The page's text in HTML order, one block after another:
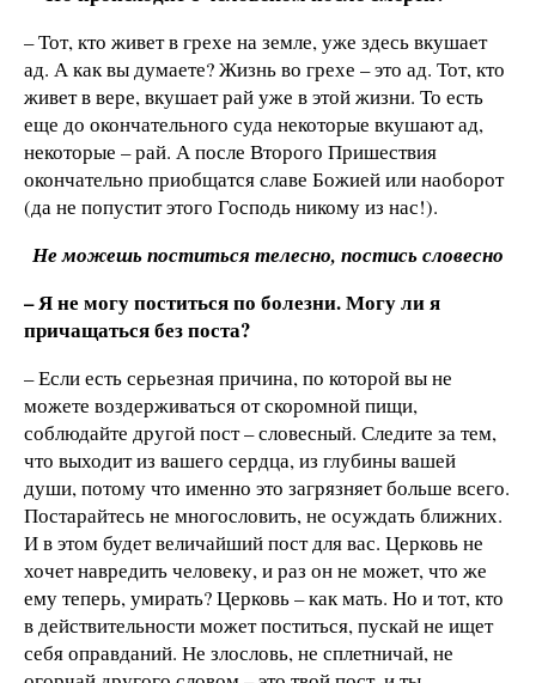
– Тот, кто живет в грехе на земле, уже здесь вкушает
ад. А как вы думаете? Жизнь во грехе – это ад. Тот, кто
живет в вере, вкушает рай уже в этой жизни. То есть
еще до окончательного суда некоторые вкушают ад,
некоторые – рай. А после Второго Пришествия
окончательно приобщатся славе Божией или наоборот
(да не попустит этого Господь никому из нас!).
Не можешь поститься телесно, постись словесно
– Я не могу поститься по болезни. Могу ли я
причащаться без поста?
– Если есть серьезная причина, по которой вы не
можете воздерживаться от скоромной пищи,
соблюдайте другой пост – словесный. Следите за тем,
что выходит из вашего сердца, из глубины вашей
души, потому что именно это загрязняет больше всего.
Постарайтесь не многословить, не осуждать ближних.
И в этом будет величайший пост для вас. Церковь не
хочет навредить человеку, и раз он не может, что же
ему теперь, умирать? Церковь – как мать. Но и тот, кто
в действительности может поститься, пускай не ищет
себя оправданий. Не злословь, не сплетничай, не